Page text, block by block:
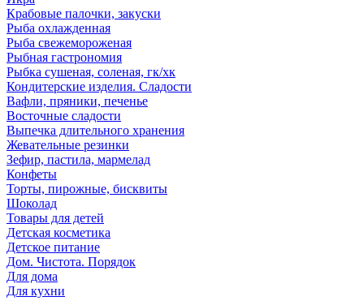
Крабовые палочки, закуски
Рыба охлажденная
Рыба свежемороженая
Рыбная гастрономия
Рыбка сушеная, соленая, гк/хк
Кондитерские изделия. Сладости
Вафли, пряники, печенье
Восточные сладости
Выпечка длительного хранения
Жевательные резинки
Зефир, пастила, мармелад
Конфеты
Торты, пирожные, бисквиты
Шоколад
Товары для детей
Детская косметика
Детское питание
Дом. Чистота. Порядок
Для дома
Для кухни